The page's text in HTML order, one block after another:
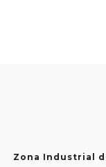
Zona Industrial